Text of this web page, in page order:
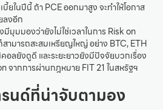
ยในปีนี้ ถ้า PCE ออกมาสูง จะทำให้โอกาส
ลงอีก
มุมมองว่ายังไม่ใช่เวลาในการ Risk on
ามารถสะสมเหรียญใหญ่ อย่าง BTC, ETH
ลยังดูดี และระยะยาวยังมีปัจจัยบวกเรื่อง
จากการผ่านกฎหมาย FIT 21 ในสหรัฐฯ
นด์ที่น่าจับตามอง